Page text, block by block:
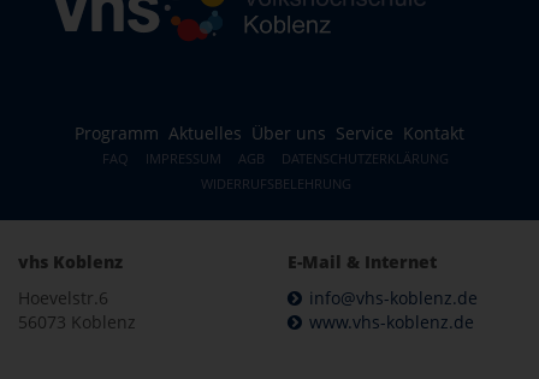
Programm Aktuelles Über uns Service Kontakt
FAQ IMPRESSUM AGB
DATENSCHUTZERKLÄRUNG
WIDERRUFSBELEHRUNG
vhs Koblenz
Hoevelstr.6
56073 Koblenz
E-Mail & Internet
info@vhs-koblenz.de
www.vhs-koblenz.de